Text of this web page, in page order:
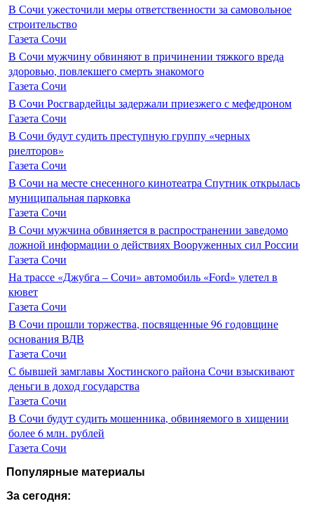
В Сочи ужесточили меры ответственности за самовольное
строительство
Газета Сочи
В Сочи мужчину обвиняют в причинении тяжкого вреда
здоровью, повлекшего смерть знакомого
Газета Сочи
В Сочи Росгвардейцы задержали приезжего с мефедроном
Газета Сочи
В Сочи будут судить преступную группу «черных
риелторов»
Газета Сочи
В Сочи на месте снесенного кинотеатра Спутник открылась
муниципальная парковка
Газета Сочи
В Сочи мужчина обвиняется в распространении заведомо
ложной информации о действиях Вооруженных сил России
Газета Сочи
На трассе «Джубга – Сочи» автомобиль «Ford» улетел в
кювет
Газета Сочи
В Сочи прошли торжества, посвященные 96 годовщине
основания ВДВ
Газета Сочи
С бывшей замглавы Хостинского района Сочи взыскивают
деньги в доход государства
Газета Сочи
В Сочи будут судить мошенника, обвиняемого в хищении
более 6 млн. рублей
Газета Сочи
Популярные материалы
За сегодня: